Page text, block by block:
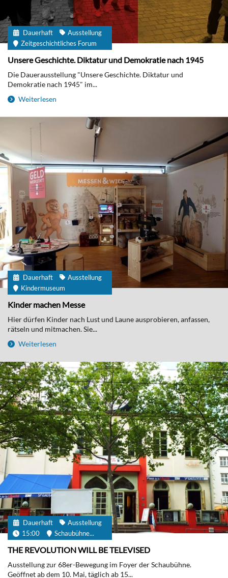
Dauerhaft
Ausstellung
Zeitgeschichtliches Forum
Unsere Geschichte. Diktatur und Demokratie nach 1945
Die Dauerausstellung "Unsere Geschichte. Diktatur und
Demokratie nach 1945" im...
Weiterlesen
Dauerhaft
Ausstellung
Kindermuseum
Kinder machen Messe
Hier dürfen Kinder nach Lust und Laune ausprobieren, anfassen,
rätseln und mitmachen. Sie...
Weiterlesen
Dauerhaft
Ausstellung
15:00
Schaubühne...
THE REVOLUTION WILL BE TELEVISED
Ausstellung zur 68er-Bewegung im Foyer der Schaubühne.
Geöffnet ab dem 10. Mai, täglich ab 15...